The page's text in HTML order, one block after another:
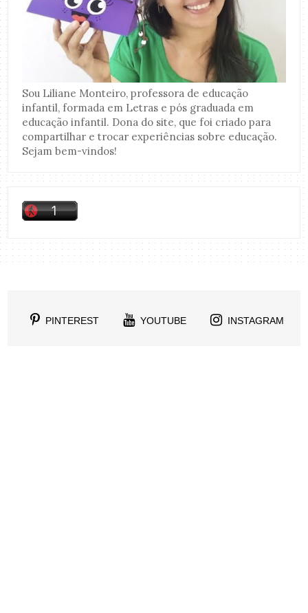
Sou Liliane Monteiro, professora de educação
infantil, formada em Letras e pós graduada em
educação infantil. Dona do site, que foi criado para
compartilhar e trocar experiências sobre educação.
Sejam bem-vindos!
PINTEREST YOUTUBE INSTAGRAM